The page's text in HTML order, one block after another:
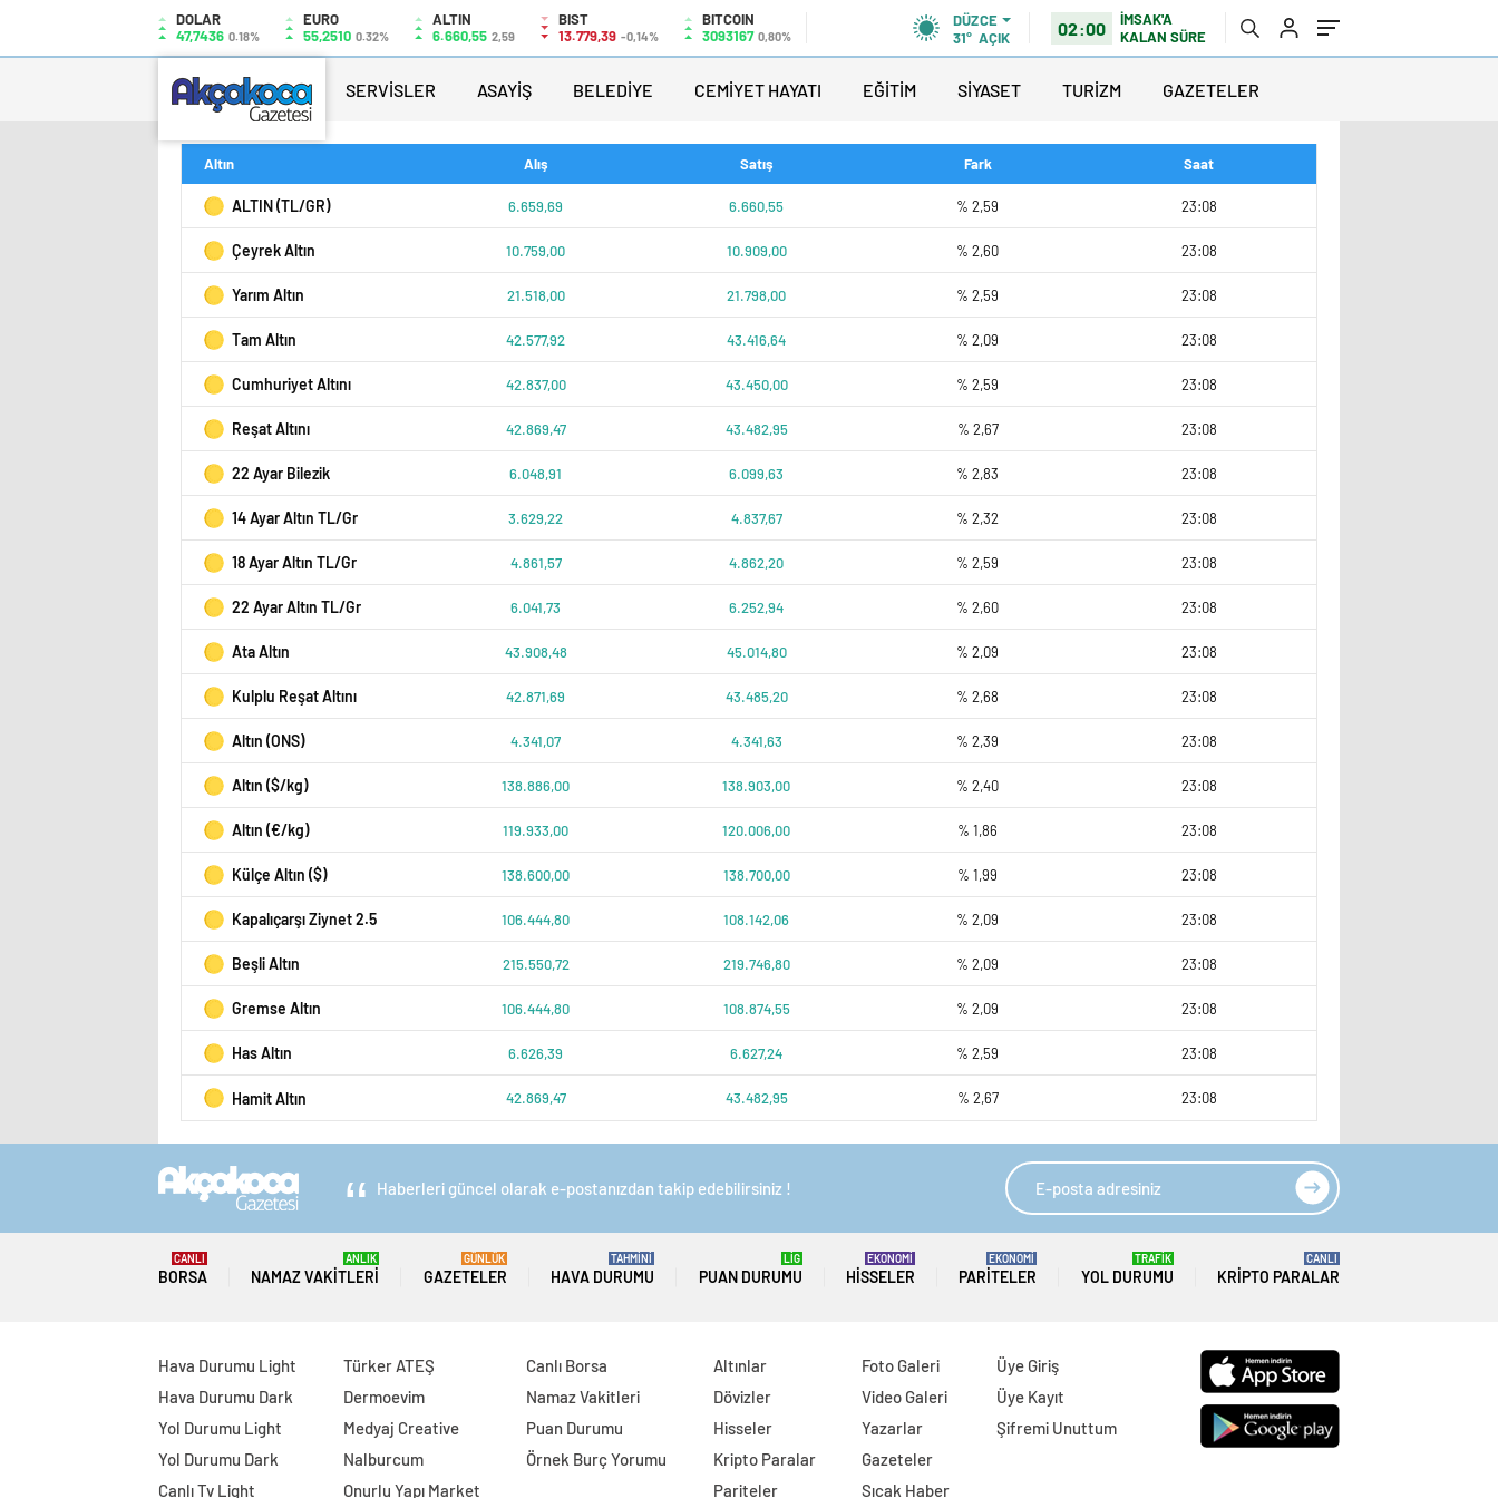
DOLAR
47,7436 0.18%
EURO
55,2510 0.32%
ALTIN
6.660,55 2,59
BIST
13.779,39 -0,14%
BITCOIN
3093167 0,80%
DÜZCE
31° AÇIK 02:00
İMSAK'A
KALAN SÜRE
SERVİSLER ASAYİŞ BELEDİYE CEMİYET HAYATI EĞİTİM SİYASET TURİZM GAZETELER
Altın Alış Satış Fark Saat
ALTIN (TL/GR) 6.659,69 6.660,55 % 2,59 23:08
Çeyrek Altın 10.759,00 10.909,00 % 2,60 23:08
Yarım Altın 21.518,00 21.798,00 % 2,59 23:08
Tam Altın 42.577,92 43.416,64 % 2,09 23:08
Cumhuriyet Altını 42.837,00 43.450,00 % 2,59 23:08
Reşat Altını 42.869,47 43.482,95 % 2,67 23:08
22 Ayar Bilezik 6.048,91 6.099,63 % 2,83 23:08
14 Ayar Altın TL/Gr 3.629,22 4.837,67 % 2,32 23:08
18 Ayar Altın TL/Gr 4.861,57 4.862,20 % 2,59 23:08
22 Ayar Altın TL/Gr 6.041,73 6.252,94 % 2,60 23:08
Ata Altın 43.908,48 45.014,80 % 2,09 23:08
Kulplu Reşat Altını 42.871,69 43.485,20 % 2,68 23:08
Altın (ONS) 4.341,07 4.341,63 % 2,39 23:08
Altın ($/kg) 138.886,00 138.903,00 % 2,40 23:08
Altın (€/kg) 119.933,00 120.006,00 % 1,86 23:08
Külçe Altın ($) 138.600,00 138.700,00 % 1,99 23:08
Kapalıçarşı Ziynet 2.5 106.444,80 108.142,06 % 2,09 23:08
Beşli Altın 215.550,72 219.746,80 % 2,09 23:08
Gremse Altın 106.444,80 108.874,55 % 2,09 23:08
Has Altın 6.626,39 6.627,24 % 2,59 23:08
Hamit Altın 42.869,47 43.482,95 % 2,67 23:08
Haberleri güncel olarak e-postanızdan takip edebilirsiniz !
BORSA
CANLI
NAMAZ VAKITLERI
ANLIK
GAZETELER
GÜNLÜK
HAVA DURUMU
TAHMİNİ
PUAN DURUMU
LİG
HISSELER
EKONOMİ
PARITELER
EKONOMİ
YOL DURUMU
TRAFİK
KRIPTO PARALAR
CANLI
Hava Durumu Light
Hava Durumu Dark
Yol Durumu Light
Yol Durumu Dark
Canlı Tv Light
Türker ATEŞ
Dermoevim
Medyaj Creative
Nalburcum
Onurlu Yapı Market
Canlı Borsa
Namaz Vakitleri
Puan Durumu
Örnek Burç Yorumu
Altınlar
Dövizler
Hisseler
Kripto Paralar
Pariteler
Foto Galeri
Video Galeri
Yazarlar
Gazeteler
Sıcak Haber
Üye Giriş
Üye Kayıt
Şifremi Unuttum